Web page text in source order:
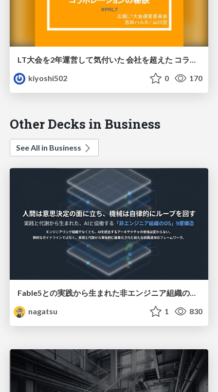
LT大会を2年運営して気付いた 会社を超えた コラボレーションの秘訣
kiyoshi502
0 170
Other Decks in Business
See All in Business
nagatsu
1 830